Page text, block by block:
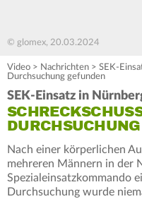
© glomex, 20.03.2024
Video > Nachrichten > SEK-
Durchsuchung gefunden
SEK-Einsatz in
Nach einer körperlichen
mehreren Männern in der
Spezialeinsatzkommando
Durchsuchung wurde